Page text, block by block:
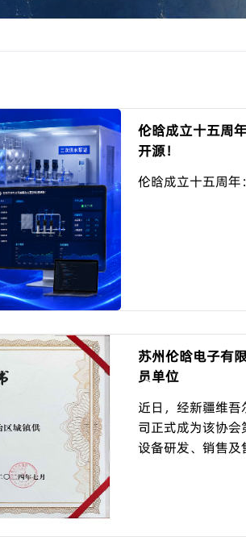
伦晗成立十五周
开源！
伦晗成立十五周年
苏州伦晗电子有
员单位
近日，经新疆维
司正式成为该协
设备研发、销售及